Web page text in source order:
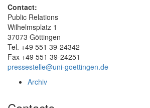
Contact:
Public Relations
Wilhelmsplatz 1
37073 Göttingen
Tel. +49 551 39-24342
Fax +49 551 39-24251
pressestelle@uni-goettingen.de
Archiv